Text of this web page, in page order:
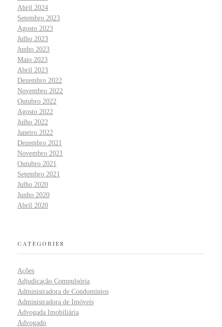
Abril 2024
Setembro 2023
Agosto 2023
Julho 2023
Junho 2023
Maio 2023
Abril 2023
Dezembro 2022
Novembro 2022
Outubro 2022
Agosto 2022
Julho 2022
Janeiro 2022
Dezembro 2021
Novembro 2021
Outubro 2021
Setembro 2021
Julho 2020
Junho 2020
Abril 2020
CATEGORIES
Ações
Adjudicação Compulsória
Administradora de Condominios
Administradora de Imóveis
Advogada Imobiliária
Advogado